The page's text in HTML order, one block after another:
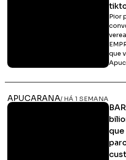
Pior
que
APUCARANA/ HÁ 1 SEMANA